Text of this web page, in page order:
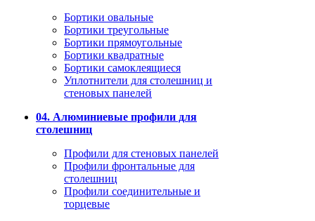
Бортики овальные
Бортики треугольные
Бортики прямоугольные
Бортики квадратные
Бортики самоклеящиеся
Уплотнители для столешниц и
стеновых панелей
04. Алюминиевые профили для
столешниц
Профили для стеновых панелей
Профили фронтальные для
столешниц
Профили соединительные и
торцевые